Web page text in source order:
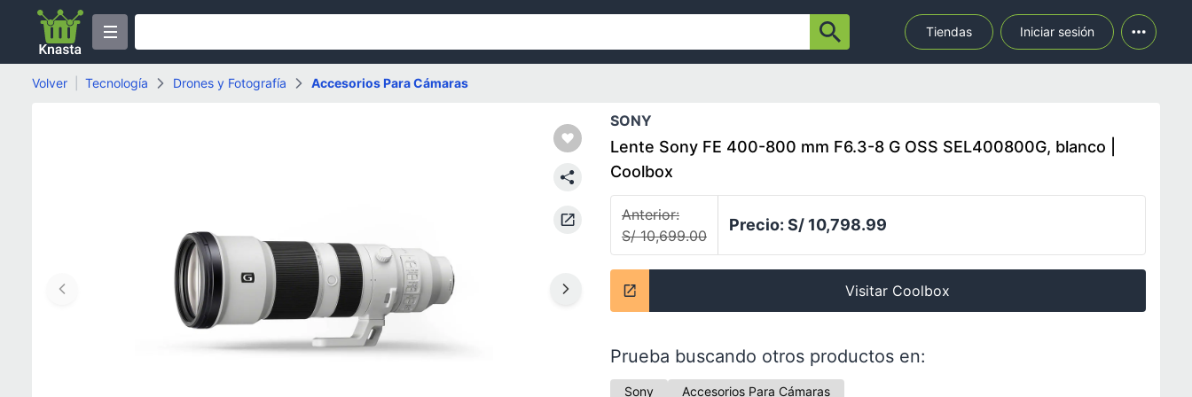
Tiendas Iniciar sesión
Volver Tecnología Drones y Fotografía Accesorios Para Cámaras
SONY
Lente Sony FE 400-800 mm F6.3-8 G OSS SEL400800G, blanco |
Coolbox
Anterior:
S/ 10,699.00
Precio: S/ 10,798.99
Visitar Coolbox
Prueba buscando otros productos en:
Sony Accesorios Para Cámaras